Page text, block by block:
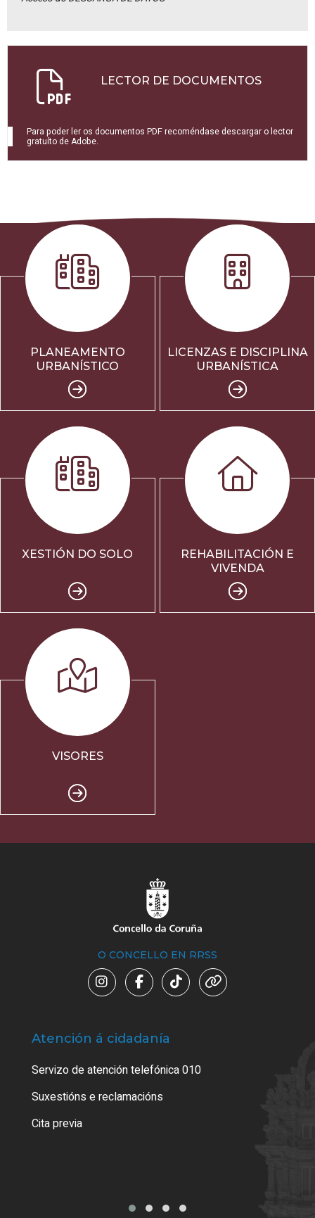
LECTOR DE DOCUMENTOS
Para poder ler os documentos PDF recoméndase descargar o lector
gratuíto de Adobe.
PLANEAMENTO
URBANÍSTICO
LICENZAS E DISCIPLINA
URBANÍSTICA
XESTIÓN DO SOLO
REHABILITACIÓN E
VIVENDA
VISORES
O CONCELLO EN RRSS
Atención á cidadanía
Servizo de atención telefónica 010
Suxestións e reclamacións
Cita previa